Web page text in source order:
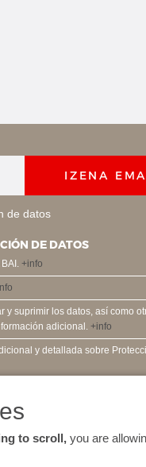
IZENA
de datos
DE DATOS
+info
y suprimir los datos, así como
adicional. +info
y detallada sobre
to scroll, you are